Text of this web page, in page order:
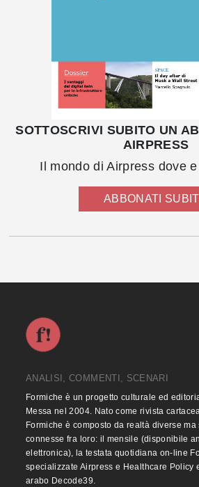
SOTTOSCRIVI SUBITO UN
AIRPRESS
Il mondo di Airpress dove
ABBONATI
ANALISI, COMMENTI, SCENARI
Formiche è un progetto culturale ed
Messa nel 2004. Nato come rivista
Formiche è composto da realtà diverse ma
connesse fra loro: il mensile (disponibile
elettronica), la testata quotidiana on-line
specializzate Airpress e Healthcare Policy
arabo Decode39.